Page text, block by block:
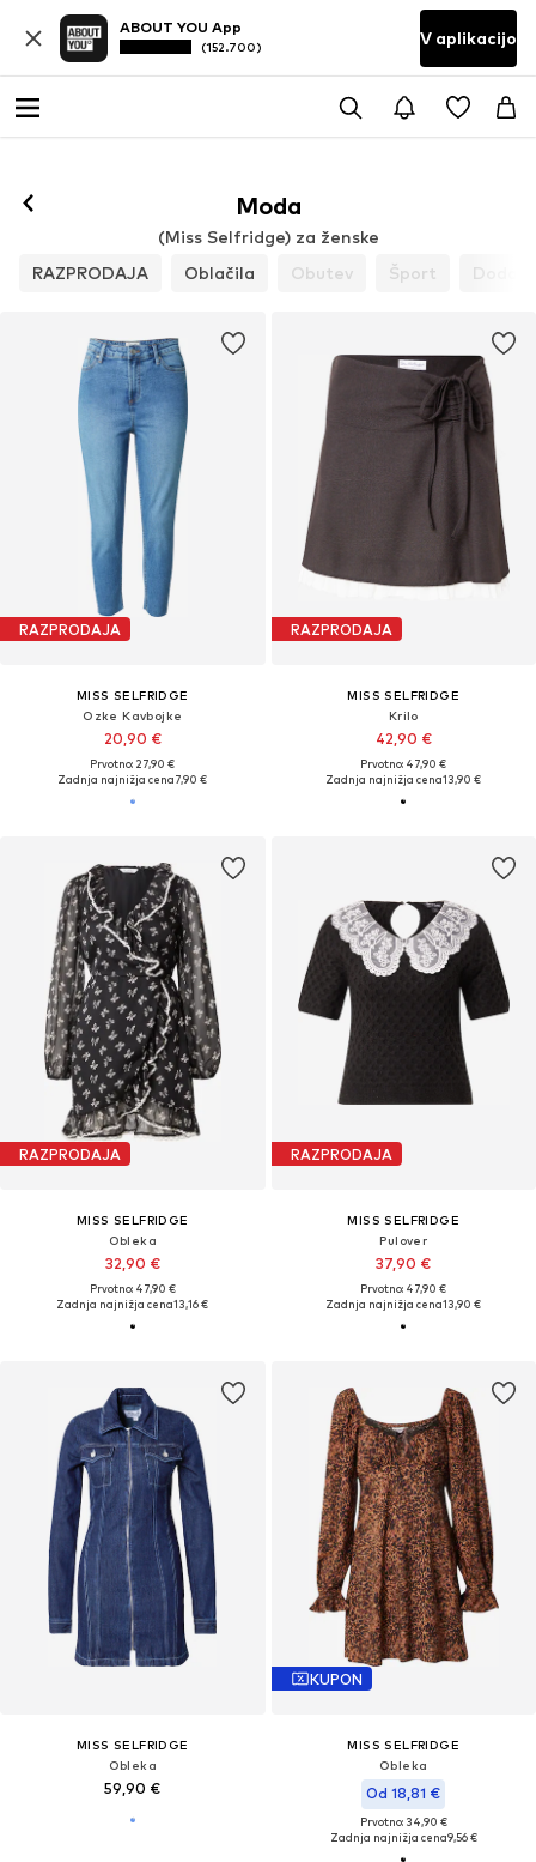
ABOUT YOU App
(152.700) V aplikacijo
Moda
(Miss Selfridge) za ženske
RAZPRODAJA
Oblačila Obutev Šport
RAZPRODAJA
MISS SELFRIDGE
Ozke Kavbojke
20,90 €
Prvotno: 27,90 €
Zadnja najnižja cena7,90 €
RAZPRODAJA
MISS SELFRIDGE
Krilo
42,90 €
Prvotno: 47,90 €
Zadnja najnižja cena13,90 €
RAZPRODAJA
MISS SELFRIDGE
Obleka
32,90 €
Prvotno: 47,90 €
Zadnja najnižja cena13,16 €
RAZPRODAJA
MISS SELFRIDGE
Pulover
37,90 €
Prvotno: 47,90 €
Zadnja najnižja cena13,90 €
MISS SELFRIDGE
Obleka
59,90 €
KUPON
MISS SELFRIDGE
Obleka
Od 18,81 €
Prvotno: 34,90 €
Zadnja najnižja cena9,56 €